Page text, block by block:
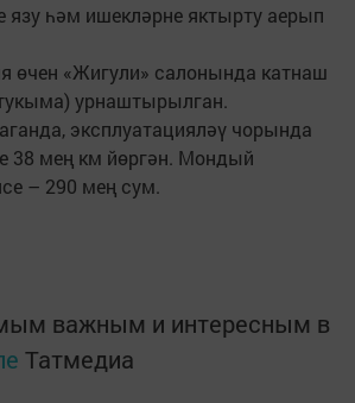
язу һәм ишекләрне яктырту аерып
өчен «Жигули» салонында катнаш
урнаштырылган.
эксплуатацияләү чорында
38 мең км йөргән. Мондый
– 290 мең сум.
важным и интересным в
Татмедиа